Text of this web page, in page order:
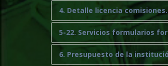
4. Detalle licencia comisiones.
5-22. Servicios formularios
6. Presupuesto de la